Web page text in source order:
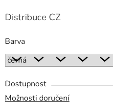
Distribuce CZ
Barva
Dostupnost
Možnosti doručení